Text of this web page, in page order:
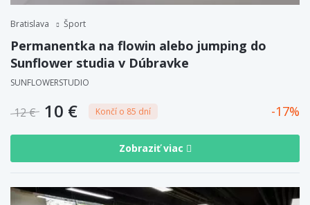
Bratislava Šport
Permanentka na flowin alebo jumping do
Sunflower studia v Dúbravke
SUNFLOWERSTUDIO
12 € 10 € Končí o 85 dní 17
Zobraziť viac